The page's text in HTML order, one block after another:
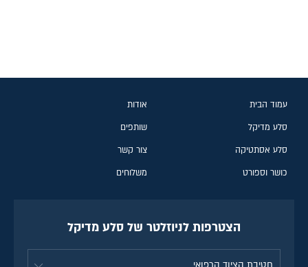
עמוד הבית אודות
סלע מדיקל שותפים
סלע אסתטיקה צור קשר
כושר וספורט משלוחים
הצטרפות לניוזלטר של סלע מדיקל